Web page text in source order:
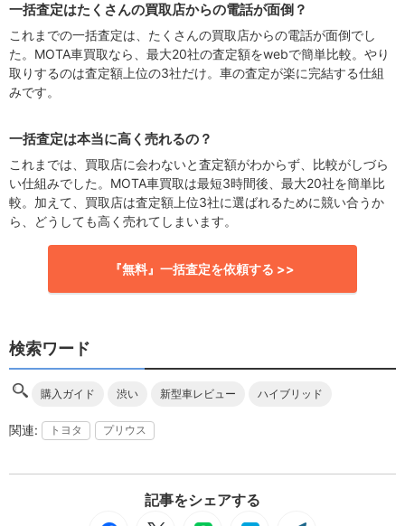
一括査定はたくさんの買取店からの電話が面倒？
これまでの一括査定は、たくさんの買取店からの電話が面倒でし
た。MOTA車買取なら、最大20社の査定額をwebで簡単比較。やり
取りするのは査定額上位の3社だけ。車の査定が楽に完結する仕組
みです。
一括査定は本当に高く売れるの？
これまでは、買取店に会わないと査定額がわからず、比較がしづら
い仕組みでした。MOTA車買取は最短3時間後、最大20社を簡単比
較。加えて、買取店は査定額上位3社に選ばれるために競い合うか
ら、どうしても高く売れてしまいます。
『無料』一括査定を依頼する >>
検索ワード
購入ガイド 渋い 新型車レビュー ハイブリッド
トヨタ プリウス
記事をシェアする